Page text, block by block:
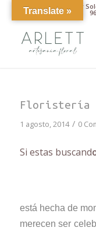
Av. Pintor Xavier
Floristería
1 agosto, 2014 / 0
Si estas buscand
está hecha de
merecen ser
Translate »